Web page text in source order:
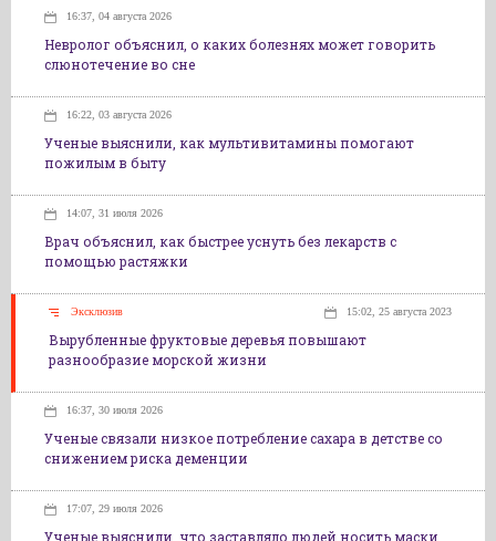
16:37, 04 августа 2026
Невролог объяснил, о каких болезнях может говорить
слюнотечение во сне
16:22, 03 августа 2026
Ученые выяснили, как мультивитамины помогают
пожилым в быту
14:07, 31 июля 2026
Врач объяснил, как быстрее уснуть без лекарств с
помощью растяжки
Эксклюзив 15:02, 25 августа 2023
Вырубленные фруктовые деревья повышают
разнообразие морской жизни
16:37, 30 июля 2026
Ученые связали низкое потребление сахара в детстве со
снижением риска деменции
17:07, 29 июля 2026
Ученые выяснили, что заставляло людей носить маски